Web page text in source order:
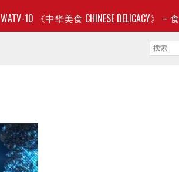
WATV-10 《中华美食 CHINESE DELICACY